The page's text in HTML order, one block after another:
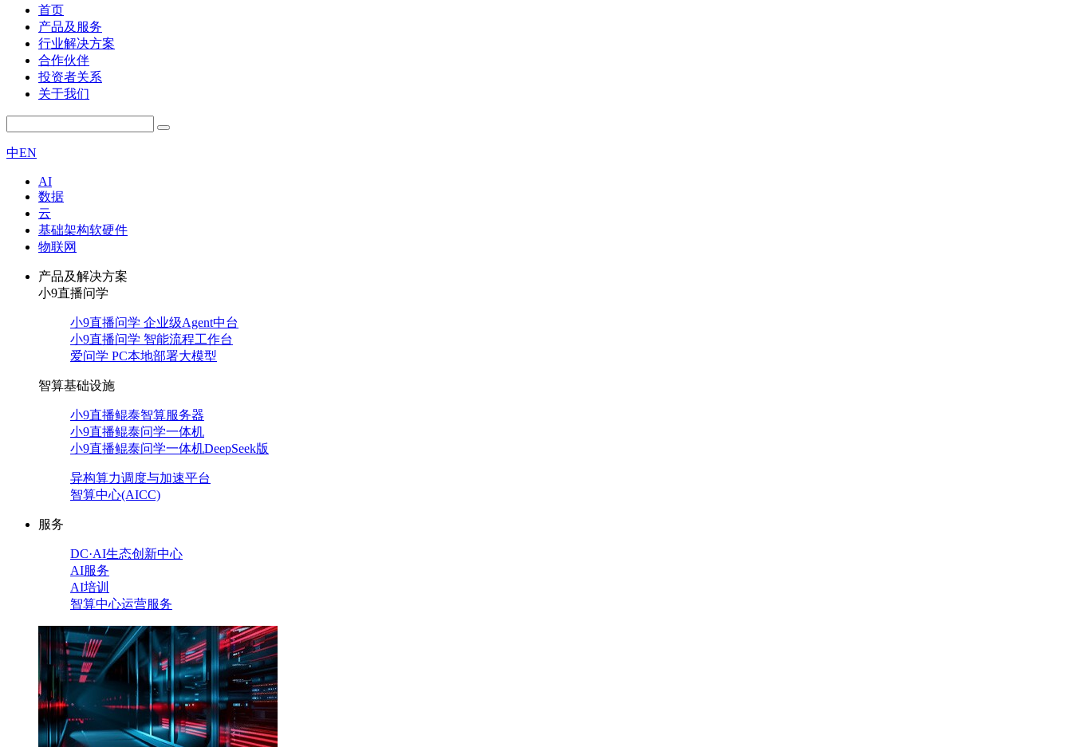
首页
产品及服务
行业解决方案
合作伙伴
投资者关系
关于我们
中EN
AI
数据
云
基础架构软硬件
物联网
产品及解决方案
小9直播问学
小9直播问学 企业级Agent中台
小9直播问学 智能流程工作台
爱问学 PC本地部署大模型
智算基础设施
小9直播鲲泰智算服务器
小9直播鲲泰问学一体机
小9直播鲲泰问学一体机DeepSeek版
异构算力调度与加速平台
智算中心(AICC)
服务
DC·AI生态创新中心
AI服务
AI培训
智算中心运营服务